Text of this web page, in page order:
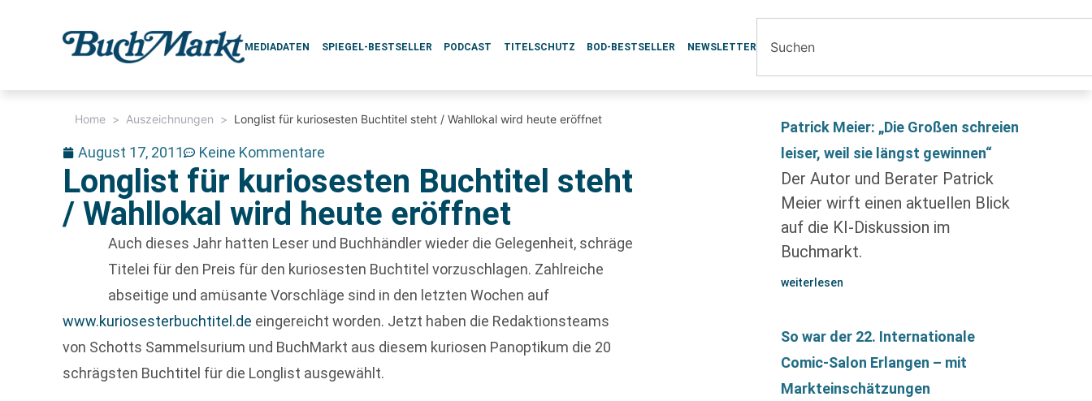
MEDIADATEN SPIEGEL-BESTSELLER PODCAST TITELSCHUTZ BOD-BESTSELLER NEWSLETTER
Home > Auszeichnungen > Longlist für kuriosesten Buchtitel steht / Wahllokal wird heute eröffnet
August 17, 2011 Keine Kommentare
Longlist für kuriosesten Buchtitel steht
/ Wahllokal wird heute eröffnet
Auch dieses Jahr hatten Leser und Buchhändler wieder die Gelegenheit, schräge
Titelei für den Preis für den kuriosesten Buchtitel vorzuschlagen. Zahlreiche
abseitige und amüsante Vorschläge sind in den letzten Wochen auf
www.kuriosesterbuchtitel.de eingereicht worden. Jetzt haben die Redaktionsteams
von Schotts Sammelsurium und BuchMarkt aus diesem kuriosen Panoptikum die 20
schrägsten Buchtitel für die Longlist ausgewählt.
Patrick Meier: „Die Großen schreien
leiser, weil sie längst gewinnen“
Der Autor und Berater Patrick
Meier wirft einen aktuellen Blick
auf die KI-Diskussion im
Buchmarkt.
weiterlesen
So war der 22. Internationale
Comic-Salon Erlangen – mit
Markteinschätzungen